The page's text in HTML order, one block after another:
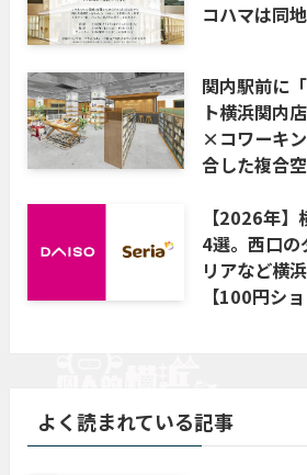
コハマは同
関内駅前に
ト横浜関内
×コワーキ
合した複合
【2026年
4選。西口の
リアなど横
【100円ショ
よく読まれている記事